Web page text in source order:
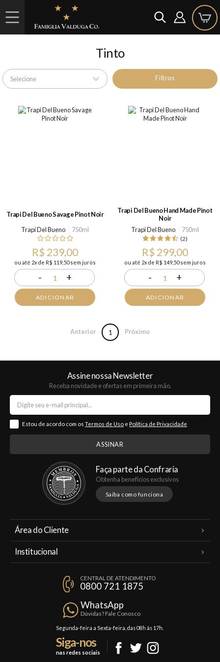
Tinto
Filtros
Trapi Del Bueno Savage Pinot Noir
Trapi Del Bueno
750ml
R$ 239,00
ou até 2x de R$ 119,50 sem juros
- 1 +
ADICIONAR
Trapi Del Bueno Hand Made Pinot
Noir
Trapi Del Bueno
750ml
(2)
R$ 299,00
ou até 2x de R$ 149,50 sem juros
- 1 +
ADICIONAR
Anterior 1 Próximo
Assine nossa Newsletter
Receba novidade e ofertas em primeira mão.
Estou de acordo com os Termos de Uso e Política de Privacidade
Faça parte da Confraria
Obtenha benefícios exclusivos
Saiba como funciona
Área do Cliente
Institucional
Política de Privacidade
Trocas e Devoluções
Formas de Pagamento
CENTRAL DE ATENDIMENTO
0800 721 1875
WhatsApp
Dúvidas? Fale Conosco
Segunda-feira a Sexta-feira, das 08h às 17h.
Siga-nos
nas redes sociais